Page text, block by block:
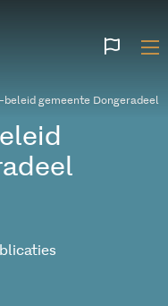
gemeente Dongeradeel